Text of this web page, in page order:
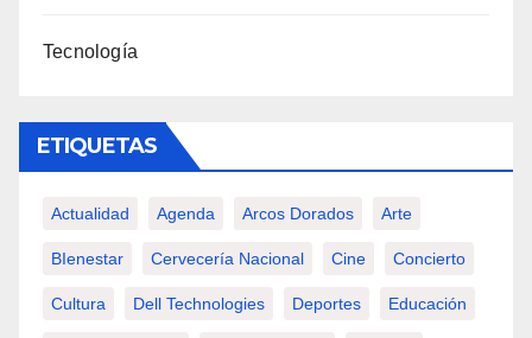
Tecnología
ETIQUETAS
Actualidad Agenda Arcos Dorados Arte
BIenestar Cervecería Nacional Cine Concierto
Cultura Dell Technologies Deportes Educación